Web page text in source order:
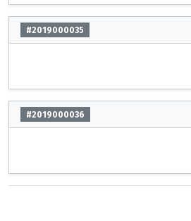
#2019000035
#2019000036